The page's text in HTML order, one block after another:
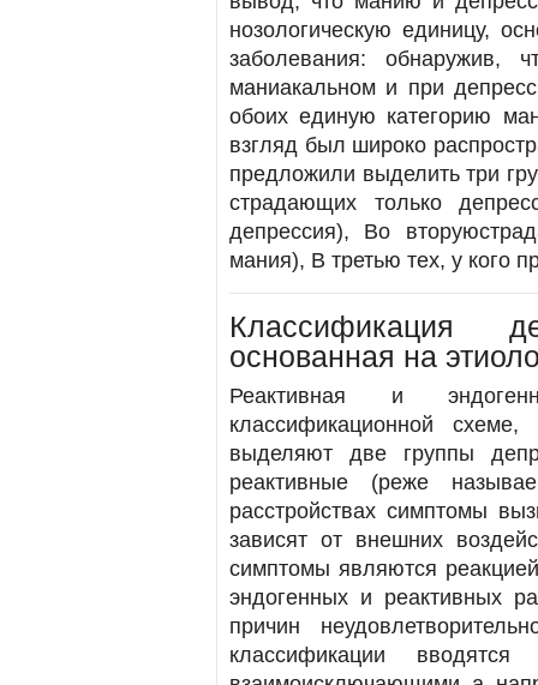
нозологическую единицу,
заболевания: обнаружив,
маниакальном и при
обоих единую категорию
взгляд был широко
предложили выделить три
страдающих только
депрессия), Во
мания), В третью тех, у кого
Классификация
основанная на
Реактивная и
классификационной
выделяют две группы
реактивные (реже
расстройствах симптомы
зависят от внешних
симптомы являются
эндогенных и реактивных
причин
классификации